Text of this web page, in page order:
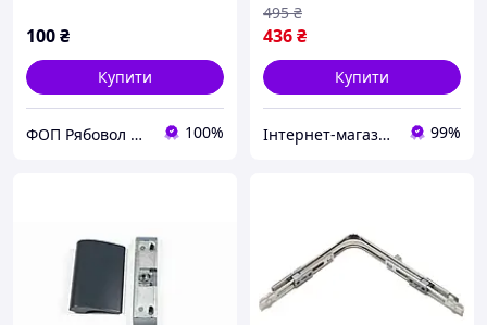
100₴
Купити
ФОП Рябовол О.С. 100%
436₴
495 ₴
Купити
Інтернет-магазин запчастин до вікон, дверей, жалюзі, ролетів "WENTANA" 99%